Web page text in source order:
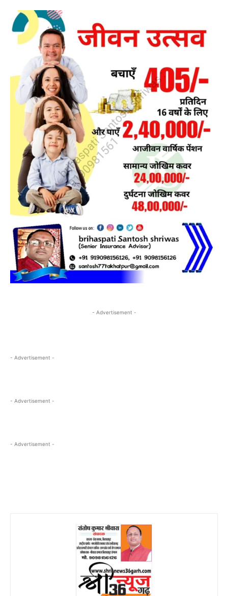
- Advertisement -
- Advertisement -
- Advertisement -
- Advertisement -